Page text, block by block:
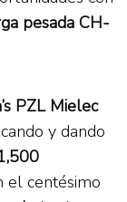
pesada CH-
PZL Mielec
y dando
el centésimo